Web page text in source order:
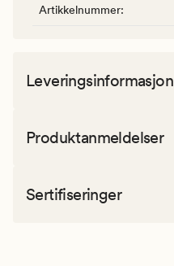
Artikkelnummer:
Leveringsinformasjon
Produktanmeldelser
Sertifiseringer